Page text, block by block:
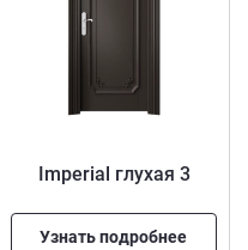
Imperial глухая 3
Узнать подробнее